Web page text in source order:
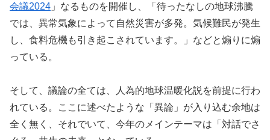
会議2024 」なるものを開催し、「待ったなしの地球沸騰
では、異常気象によって自然災害が多発。気候難民が発生
し、食料危機も引き起こされています。」などと煽りに煽
っている。
そして、議論の全ては、人為的地球温暖化説を前提に行わ
れている。ここに述べたような「異論」が入り込む余地は
全く無く、それでいて、今年のメインテーマは「対話でさ